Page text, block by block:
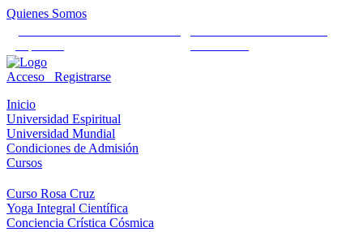
Quienes Somos
Acceso
Registrarse
Inicio
Universidad Espiritual
Universidad Mundial
Condiciones de Admisión
Cursos
Curso Rosa Cruz
Yoga Integral Científica
Conciencia Crística Cósmica